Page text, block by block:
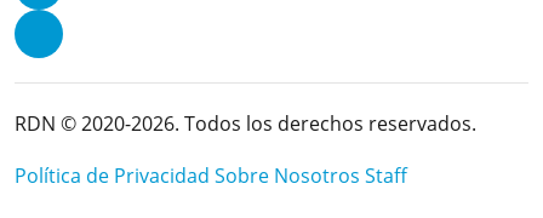
RDN © 2020-2026. Todos los derechos reservados.
Política de Privacidad Sobre Nosotros Staff